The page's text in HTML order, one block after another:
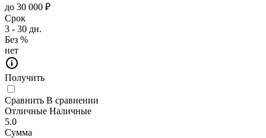
до 30 000 ₽
Срок
3 - 30 дн.
Без %
нет
Получить
Сравнить В сравнении
Отличные Наличные
5.0
Сумма